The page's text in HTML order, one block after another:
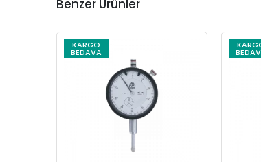
Benzer Ürünler
KARGO
BEDAVA